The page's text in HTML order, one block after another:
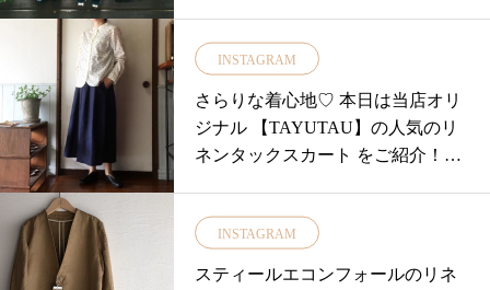
INSTAGRAM
さらりな着心地♡ 本日は当店オリ
ジナル 【TAYUTAU】の人気のリ
ネンタックスカート をご紹介！！
INSTAGRAM
スティールエコンフォールのリネ